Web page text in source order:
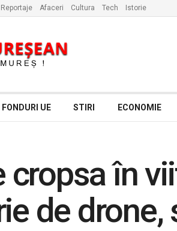
Reportaje Afaceri Cultura Tech Istorie
FONDURI UE STIRI ECONOMIE
cropsa în
de